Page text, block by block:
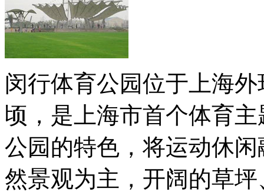
闵行体育公园位于上海
顷，是上海市首个体育
公园的特色，将运动休
然景观为主，开阔的草